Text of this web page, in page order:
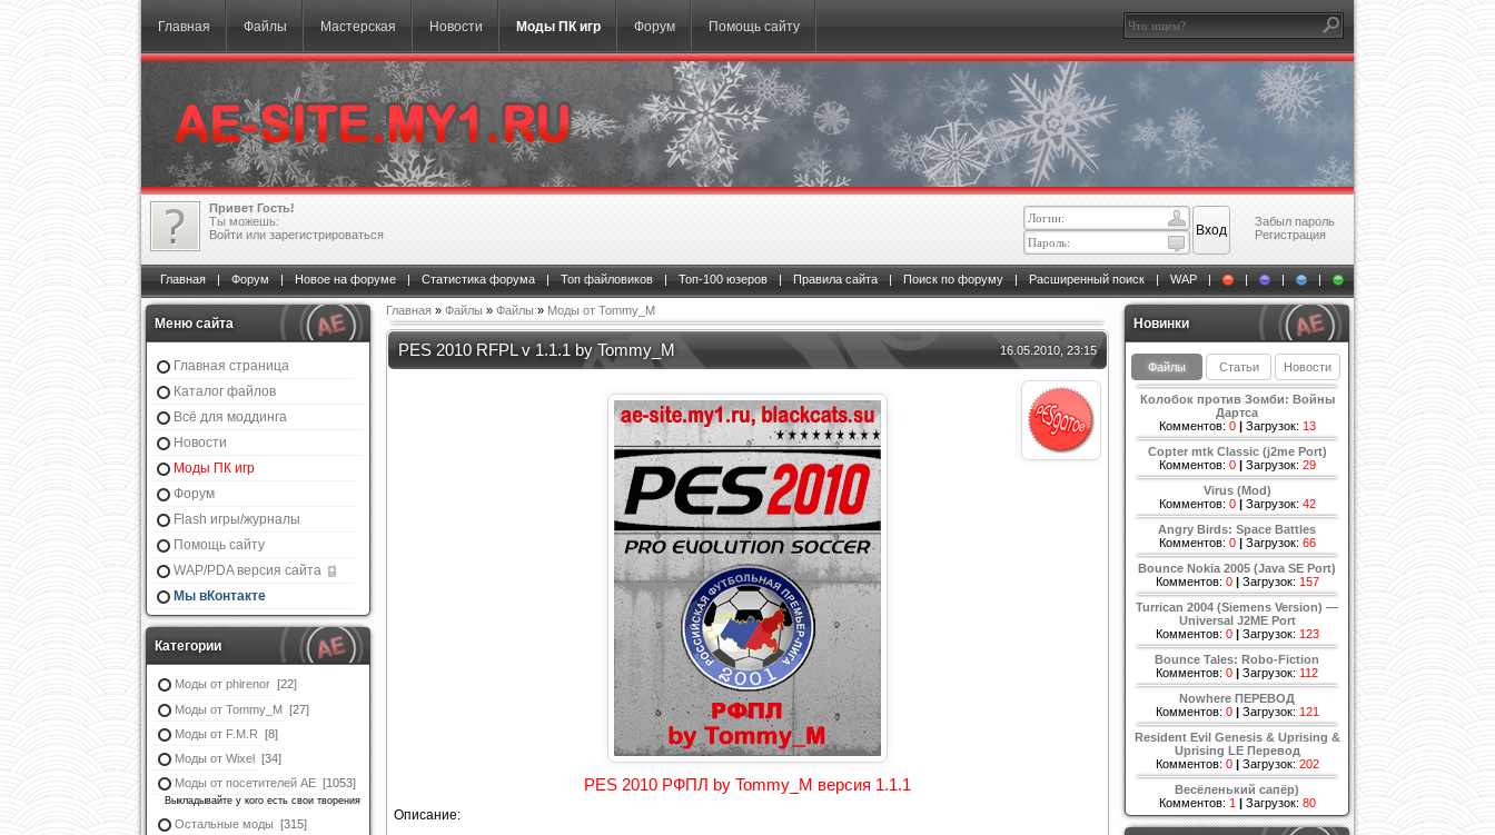
Главная Файлы Мастерская Новости Моды ПК игр Форум Помощь сайту
Привет Гость!
Ты можешь:
Войти или зарегистрироваться
Забыл пароль
Регистрация
Главная | Форум | Новое на форуме | Статистика форума | Топ файловиков | Топ-100 юзеров | Правила сайта | Поиск по форуму | Расширенный поиск | WAP | | | |
Меню сайта
Главная страница
Каталог файлов
Всё для моддинга
Новости
Моды ПК игр
Форум
Flash игры/журналы
Помощь сайту
WAP/PDA версия сайта
Мы вКонтакте
Категории
Моды от phirenor [22]
Моды от Tommy_M [27]
Моды от F.M.R [8]
Моды от Wixel [34]
Моды от посетителей АЕ [1053]
Выкладывайте у кого есть свои творения
Остальные моды [315]
Главная » Файлы » Файлы » Моды от Tommy_M
16.05.2010, 23:15
PES 2010 RFPL v 1.1.1 by Tommy_M
PES 2010 РФПЛ by Tommy_M версия 1.1.1
Описание:
Новинки
Файлы Статьи Новости
Колобок против Зомби: Войны
Дартса
Комментов: 0| Загрузок: 13
Copter mtk Classic (j2me Port)
Комментов: 0| Загрузок: 29
Virus (Mod)
Комментов: 0| Загрузок: 42
Angry Birds: Space Battles
Комментов: 0| Загрузок: 66
Bounce Nokia 2005 (Java SE Port)
Комментов: 0| Загрузок: 157
Turrican 2004 (Siemens Version) —
Universal J2ME Port
Комментов: 0| Загрузок: 123
Bounce Tales: Robo-Fiction
Комментов: 0 | Загрузок: 112
Nowhere ПЕРЕВОД
Комментов: 0| Загрузок: 121
Resident Evil Genesis & Uprising &
Uprising LE Перевод
Комментов: 0| Загрузок: 202
Весёленький сапёр)
Комментов: 1 | Загрузок: 80